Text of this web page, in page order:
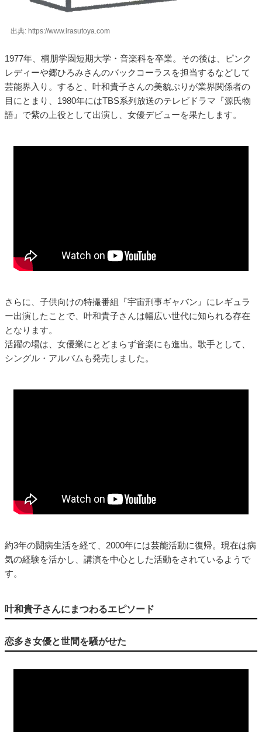
出典: https://www.irasutoya.com
1977年、桐朋学園短期大学・音楽科を卒業。その後は、ピンク
レディーや郷ひろみさんのバックコーラスを担当するなどして
芸能界入り。すると、叶和貴子さんの美貌ぶりが業界関係者の
目にとまり、1980年にはTBS系列放送のテレビドラマ『源氏物
語』で紫の上役として出演し、女優デビューを果たします。
さらに、子供向けの特撮番組『宇宙刑事ギャバン』にレギュラ
ー出演したことで、叶和貴子さんは幅広い世代に知られる存在
となります。
活躍の場は、女優業にとどまらず音楽にも進出。歌手として、
シングル・アルバムも発売しました。
約3年の闘病生活を経て、2000年には芸能活動に復帰。現在は病
気の経験を活かし、講演を中心とした活動をされているようで
す。
叶和貴子さんにまつわるエピソード
恋多き女優と世間を騒がせた